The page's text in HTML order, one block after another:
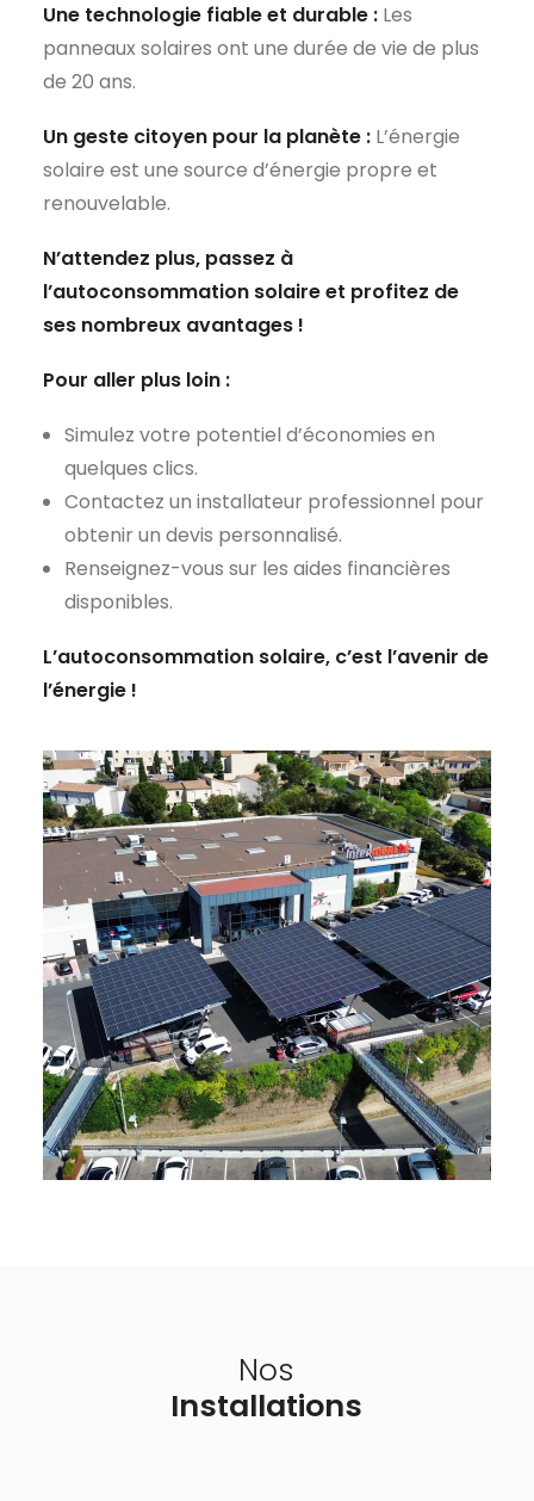
Une technologie fiable et durable : Les
panneaux solaires ont une durée de vie de plus
de 20 ans.
Un geste citoyen pour la planète : L’énergie
solaire est une source d’énergie propre et
renouvelable.
N’attendez plus, passez à
l’autoconsommation solaire et profitez de
ses nombreux avantages !
Pour aller plus loin :
Simulez votre potentiel d’économies en
quelques clics.
Contactez un installateur professionnel pour
obtenir un devis personnalisé.
Renseignez-vous sur les aides financières
disponibles.
L’autoconsommation solaire, c’est l’avenir de
l’énergie !
Nos
Installations